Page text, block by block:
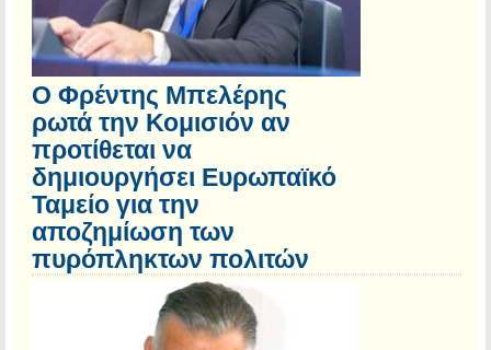
Ο Φρέντης Μπελέρης
ρωτά την Κομισιόν αν
προτίθεται να
δημιουργήσει Ευρωπαϊκό
Ταμείο για την
αποζημίωση των
πυρόπληκτων πολιτών